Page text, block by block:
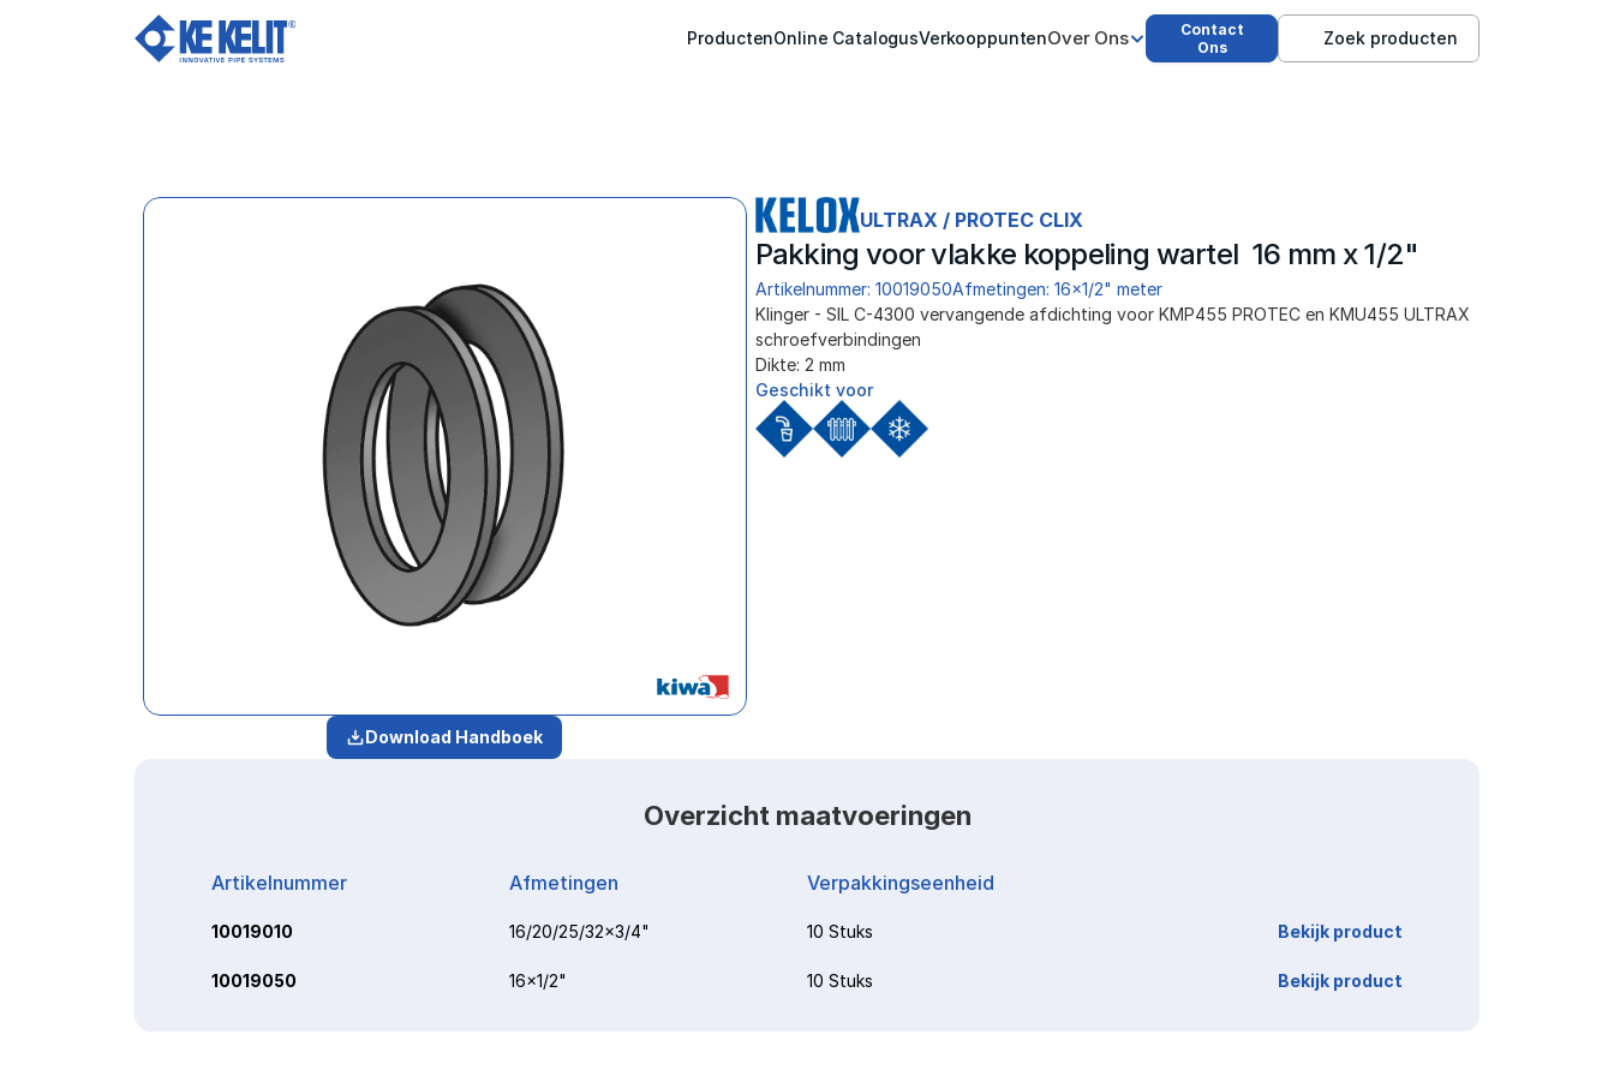
ProductenOnline CatalogusVerkooppuntenOver Ons
Contact
Ons
Zoek producten
Download Handboek
ULTRAX / PROTEC CLIX
Pakking voor vlakke koppeling wartel  16 mm x 1/2"
Artikelnummer: 10019050Afmetingen: 16x1/2" meter
Klinger - SIL C-4300 vervangende afdichting voor KMP455 PROTEC en KMU455 ULTRAX
schroefverbindingen
Dikte: 2 mm
Geschikt voor
Overzicht maatvoeringen
Artikelnummer Afmetingen Verpakkingseenheid
10019010 16/20/25/32x3/4" 10 Stuks Bekijk product
10019050 16x1/2" 10 Stuks Bekijk product